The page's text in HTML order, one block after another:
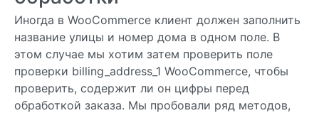
Иногда в WooCommerce клиент должен заполнить
название улицы и номер дома в одном поле. В
этом случае мы хотим затем проверить поле
проверки billing_address_1 WooCommerce, чтобы
проверить, содержит ли он цифры перед
обработкой заказа. Мы пробовали ряд методов,